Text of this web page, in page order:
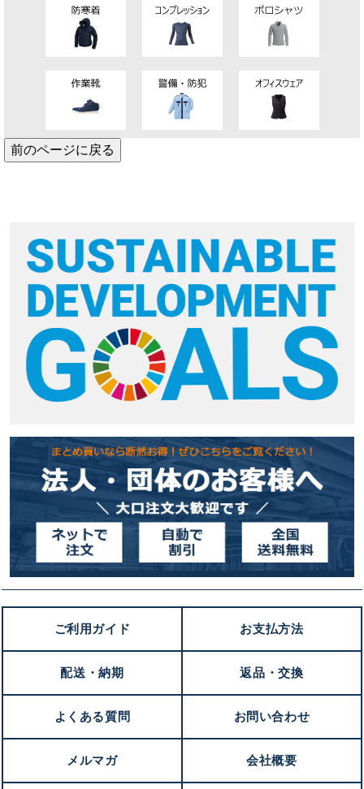
前のページに戻る
ご利用ガイド お支払方法
配送・納期 返品・交換
よくある質問 お問い合わせ
メルマガ 会社概要